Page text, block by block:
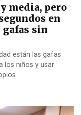
media, pero
en
gafas sin
están las gafas
los niños y usar